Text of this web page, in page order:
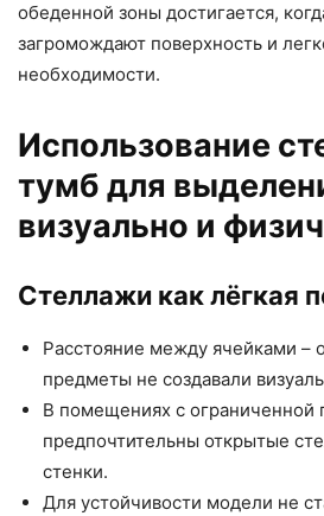
обеденной зоны достигается,
загромождают поверхность и
необходимости.
Использование
тумб для
визуально и
Стеллажи как лёгкая
Расстояние между ячейками –
предметы не создавали
В помещениях с
предпочтительны открытые
стенки.
Для устойчивости модели не